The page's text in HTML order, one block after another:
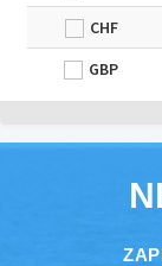
CHF
GBP